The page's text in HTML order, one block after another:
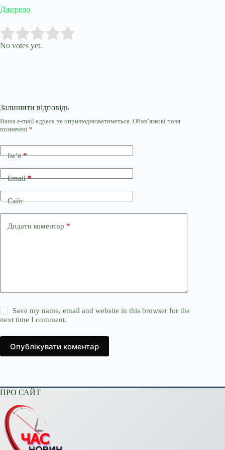
Джерело
Rate this item:
No votes yet.
Залишити відповідь
Ваша e-mail адреса не оприлюднюватиметься. Обов’язкові поля
позначені *
Ім’я*
Email*
Сайт
Додати коментар *
Save my name, email and website in this browser for the
next time I comment.
Опублікувати коментар
ПРО САЙТ